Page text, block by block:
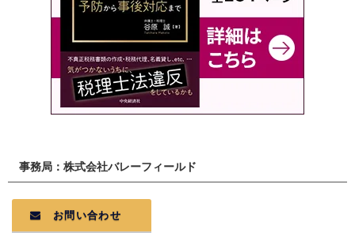
事務局：株式会社バレーフィールド
お問い合わせ